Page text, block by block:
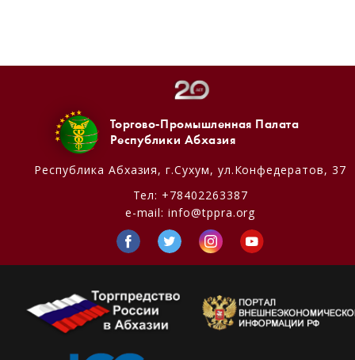
Торгово-Промышленная Палата
Республики Абхазия
Республика Абхазия, г.Сухум, ул.Конфедератов, 37
Тел: +78402263387
e-mail:info@tppra.org